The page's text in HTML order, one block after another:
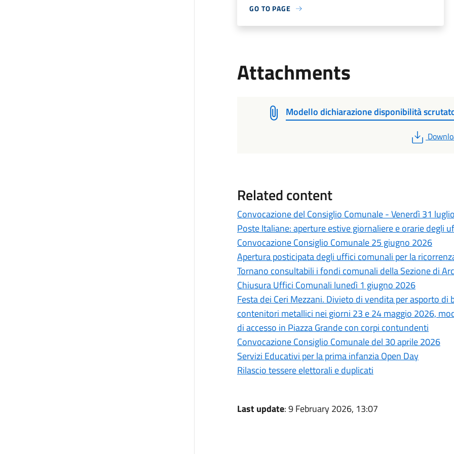
GO TO PAGE
Attachments
Modello dichiarazione disponibilità
PDF
Related content
Convocazione del Consiglio Comunale - Venerdì 31
Poste Italiane: aperture estive giornaliere e orarie degli
Convocazione Consiglio Comunale 25 giugno 2026
Apertura posticipata degli uffici comunali per la
Tornano consultabili i fondi comunali della Sezione di
Chiusura Uffici Comunali lunedì 1 giugno 2026
Festa dei Ceri Mezzani. Divieto di vendita per asporto
contenitori metallici nei giorni 23 e 24 maggio 2026,
di accesso in Piazza Grande con corpi contundenti
Convocazione Consiglio Comunale del 30 aprile 2026
Servizi Educativi per la prima infanzia Open Day
Rilascio tessere elettorali e duplicati
Last update: 9 February 2026, 13:07